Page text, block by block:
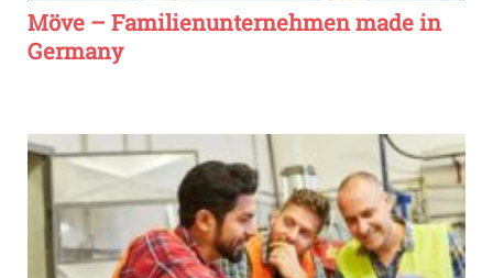
Möve – Familienunternehmen made in
Germany